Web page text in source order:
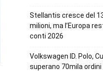
Stellantis cresce del
milioni, ma l’Europa
conti 2026
Volkswagen ID. Polo,
superano 70mila